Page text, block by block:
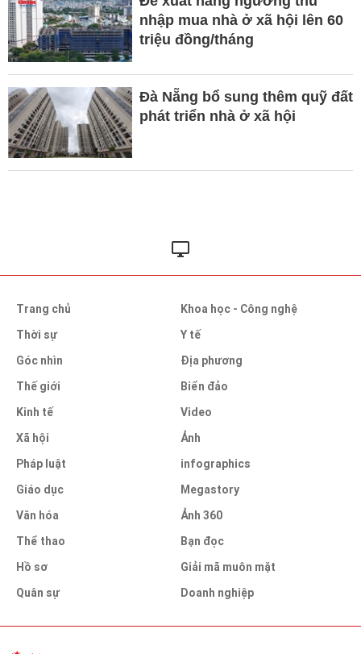
nhập mua nhà ở xã hội lên 60
triệu đồng/tháng
Đà Nẵng bổ sung thêm quỹ đất
phát triển nhà ở xã hội
Trang chủ
Thời sự
Góc nhìn
Thế giới
Kinh tế
Xã hội
Pháp luật
Giáo dục
Văn hóa
Thể thao
Hồ sơ
Quân sự
Khoa học - Công nghệ
Y tế
Địa phương
Biển đảo
Video
Ảnh
infographics
Megastory
Ảnh 360
Bạn đọc
Giải mã muôn mặt
Doanh nghiệp